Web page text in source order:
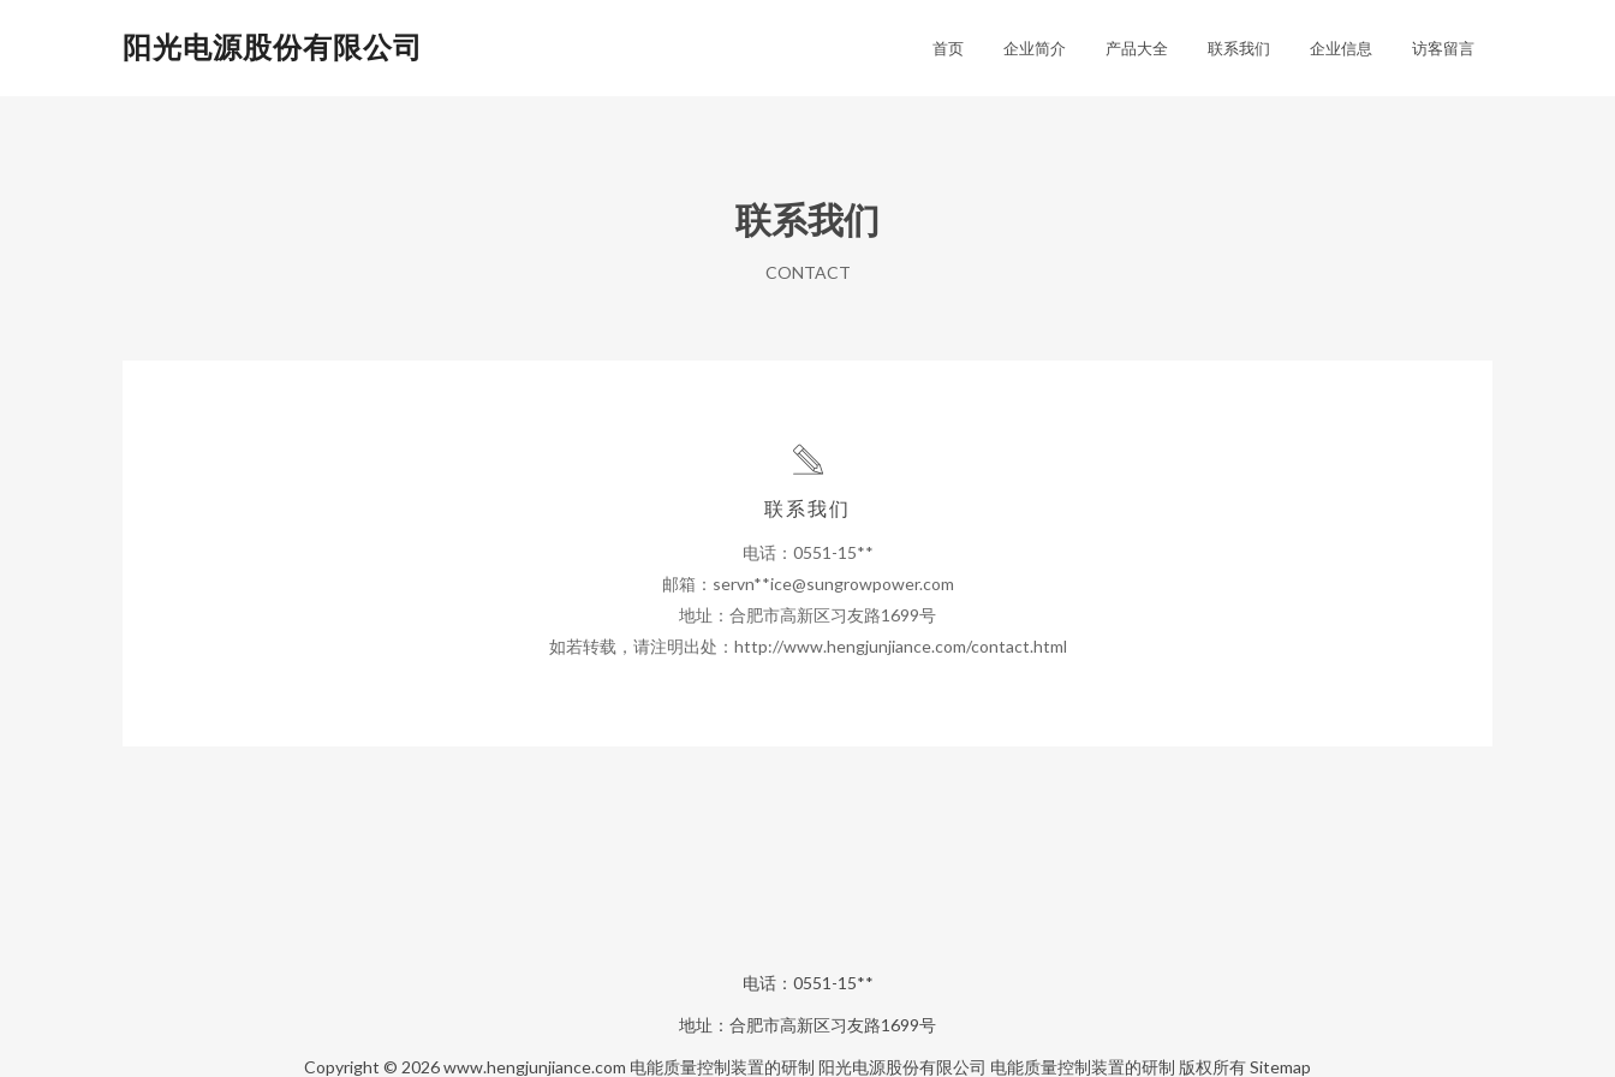
阳光电源股份有限公司 首页 企业简介 产品大全 联系我们 企业信息 访客留言
联系我们
CONTACT
联系我们
电话：0551-15**
邮箱：servn**ice@sungrowpower.com
地址：合肥市高新区习友路1699号
如若转载，请注明出处：http://www.hengjunjiance.com/contact.html
电话：0551-15**
地址：合肥市高新区习友路1699号
Copyright © 2026www.hengjunjiance.com 电能质量控制装置的研制 阳光电源股份有限公司 电能质量控制装置的研制 版权所有Sitemap